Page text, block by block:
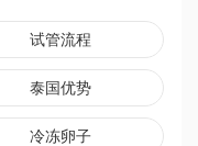
试管流程
泰国优势
冷冻卵子